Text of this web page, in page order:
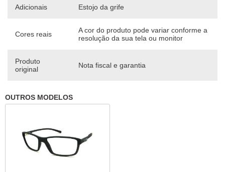
Adicionais Estojo da grife
Cores reais
A cor do produto pode variar conforme a
resolução da sua tela ou monitor
Produto
original
Nota fiscal e garantia
OUTROS MODELOS